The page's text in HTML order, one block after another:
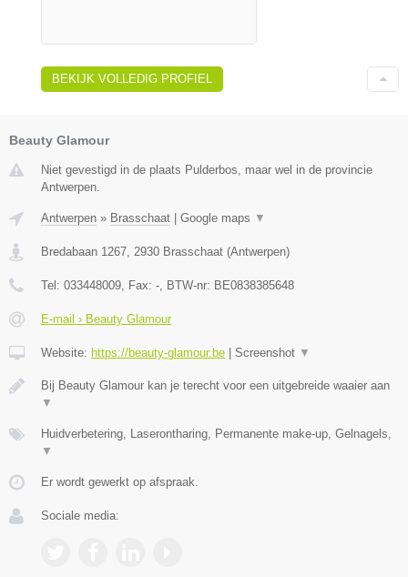
BEKIJK VOLLEDIG PROFIEL
Beauty Glamour
Niet gevestigd in de plaats Pulderbos, maar wel in de provincie
Antwerpen.
Antwerpen » Brasschaat Google maps ▼
Bredabaan 1267, 2930 Brasschaat (Antwerpen)
Tel: 033448009, Fax: -, BTW-nr: BE0838385648
E-mail › Beauty Glamour
Website: https://beauty-glamour.be Screenshot ▼
Bij Beauty Glamour kan je terecht voor een uitgebreide waaier aan
▼
Huidverbetering, Laserontharing, Permanente make-up, Gelnagels,
▼
Er wordt gewerkt op afspraak.
Sociale media: